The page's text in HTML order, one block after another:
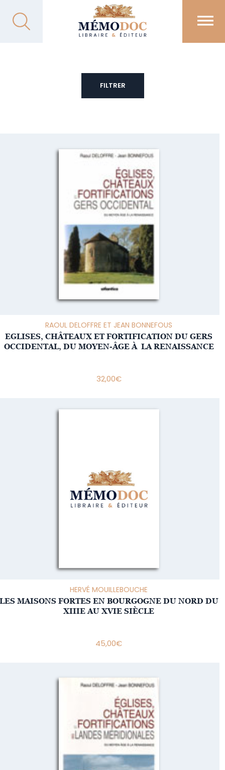
RAOUL DELOFFRE ET JEAN BONNEFOUS
EGLISES, CHÂTEAUX ET FORTIFICATION DU GERS
OCCIDENTAL, DU MOYEN-ÂGE À LA RENAISSANCE
32,00€
HERVÉ MOUILLEBOUCHE
MAISONS FORTES EN BOURGOGNE DU NORD DU
XIIIE AU XVIE SIÈCLE
45,00€
FILTRER